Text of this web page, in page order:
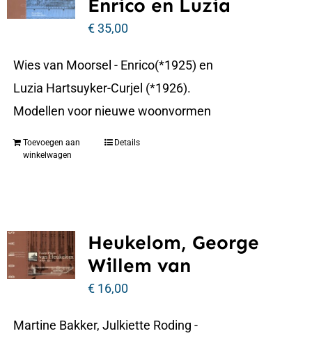
Enrico en Luzia
€35,00
Wies van Moorsel - Enrico(*1925) en
Luzia Hartsuyker-Curjel (*1926).
Modellen voor nieuwe woonvormen
Toevoegen aan
winkelwagen
Details
Heukelom, George
Willem van
€16,00
Martine Bakker, Julkiette Roding -